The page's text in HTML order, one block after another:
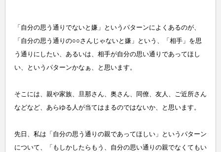
生
塾
「自分の思う通りでないと嫌」というパターンによくあるのが、
「自分の思う通りの○○さんじゃないと嫌」という、「相手」を思
う通りにしたい、あるいは、相手が自分の思い通りであってほし
い、というパターンかなぁ、と思います。
そこには、親や家族、旦那さん、奥さん、同僚、友人、ご近所さん
などなど、あらゆる人が当てはまるのではないか、と思います。
先日、私は「自分の思う通りの親であってほしい」というパターン
について、「もしかしたらもう、自分の思い通りの親でなくてもい